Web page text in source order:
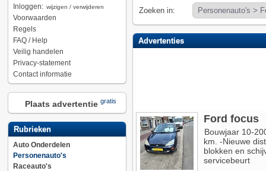
Inloggen: wijzigen / verwijderen
Voorwaarden
Regels
FAQ / Help
Veilig handelen
Privacy-statement
Contact informatie
Plaats advertentie gratis
Rubrieken
Auto Onderdelen
Personenauto's
Raceauto's
Zoeken in:
Advertenties
Ford focus
Bouwjaar 10-
km. -Nieuwe
blokken en
servicebeurt